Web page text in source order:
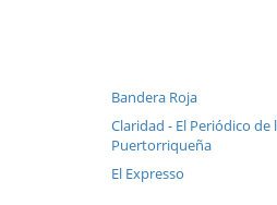
Bandera Roja
Claridad - El Periódico de
Puertorriqueña
El Expresso